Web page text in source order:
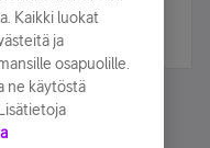
Kaikki luokat
ja
osapuolille.
ne käytöstä